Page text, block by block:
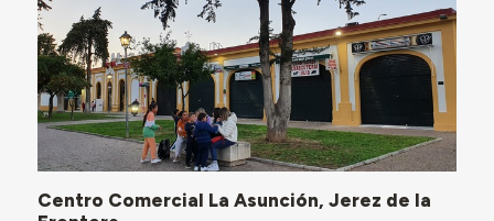
Centro Comercial La Asunción, Jerez de la